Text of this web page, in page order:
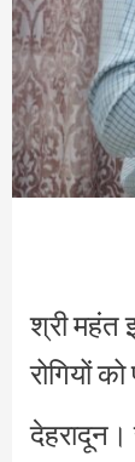
श्री महंत
रोगियों
देहरादून।